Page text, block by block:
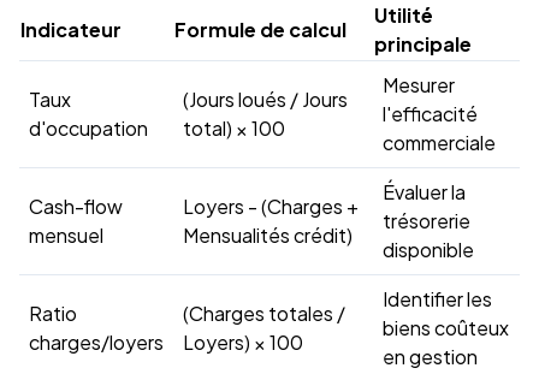
Indicateur Formule de calcul
Utilité
principale
Taux
d'occupation
(Jours loués / Jours
total) × 100
Mesurer
l'efficacité
commerciale
Cash-flow
mensuel
Loyers - (Charges +
Mensualités crédit)
Évaluer la
trésorerie
disponible
Ratio
charges/loyers
(Charges totales /
Loyers) × 100
Identifier les
biens coûteux
en gestion